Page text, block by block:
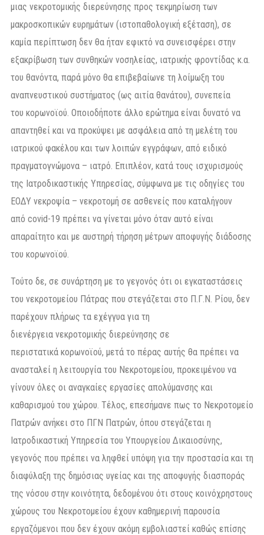
μιας νεκροτομικής διερεύνησης προς τεκμηρίωση των
μακροσκοπικών ευρημάτων (ιστοπαθολογική εξέταση), σε
καμία περίπτωση δεν θα ήταν εφικτό να συνεισφέρει στην
εξακρίβωση των συνθηκών νοσηλείας, ιατρικής φροντίδας κ.α.
του θανόντα, παρά μόνο θα επιβεβαίωνε τη λοίμωξη του
αναπνευστικού συστήματος (ως αιτία θανάτου), συνεπεία
του κορωνοϊού. Οποιοδήποτε άλλο ερώτημα είναι δυνατό να
απαντηθεί και να προκύψει με ασφάλεια από τη μελέτη του
ιατρικού φακέλου και των λοιπών εγγράφων, από ειδικό
πραγματογνώμονα – ιατρό. Επιπλέον, κατά τους ισχυρισμούς
της Ιατροδικαστικής Υπηρεσίας, σύμφωνα με τις οδηγίες του
ΕΟΔΥ νεκροψία – νεκροτομή σε ασθενείς που καταλήγουν
από covid-19 πρέπει να γίνεται μόνο όταν αυτό είναι
απαραίτητο και με αυστηρή τήρηση μέτρων αποφυγής διάδοσης
του κορωνοϊού.
Τούτο δε, σε συνάρτηση με το γεγονός ότι οι εγκαταστάσεις
του νεκροτομείου Πάτρας που στεγάζεται στο Π.Γ.Ν. Ρίου, δεν
παρέχουν πλήρως τα εχέγγυα για τη
διενέργεια νεκροτομικής διερεύνησης σε
περιστατικά κορωνοϊού, μετά το πέρας αυτής θα πρέπει να
ανασταλεί η λειτουργία του Νεκροτομείου, προκειμένου να
γίνουν όλες οι αναγκαίες εργασίες απολύμανσης και
καθαρισμού του χώρου. Τέλος, επεσήμανε πως το Νεκροτομείο
Πατρών ανήκει στο ΠΓΝ Πατρών, όπου στεγάζεται η
Ιατροδικαστική Υπηρεσία του Υπουργείου Δικαιοσύνης,
γεγονός που πρέπει να ληφθεί υπόψη για την προστασία και τη
διαφύλαξη της δημόσιας υγείας και της αποφυγής διασποράς
της νόσου στην κοινότητα, δεδομένου ότι στους κοινόχρηστους
χώρους του Νεκροτομείου έχουν καθημερινή παρουσία
εργαζόμενοι που δεν έχουν ακόμη εμβολιαστεί καθώς επίσης